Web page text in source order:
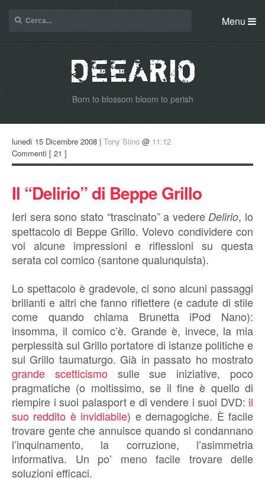
Menu
Born to blossom bloom to perish
lunedì 15 Dicembre 2008 | Tony Siino @ 11:12
Commenti [ 21 ]
Il “Delirio” di Beppe Grillo
Ieri sera sono stato “trascinato” a vedere Delirio, lo
spettacolo di Beppe Grillo. Volevo condividere con
voi alcune impressioni e riflessioni su questa
serata col comico (santone qualunquista).
Lo spettacolo è gradevole, ci sono alcuni passaggi
brillanti e altri che fanno riflettere (e cadute di stile
come quando chiama Brunetta iPod Nano):
insomma, il comico c’è. Grande è, invece, la mia
perplessità sul Grillo portatore di istanze politiche e
sul Grillo taumaturgo. Già in passato ho mostrato
grande scetticismosulle sue iniziative, poco
pragmatiche (o moltissimo, se il fine è quello di
riempire i suoi palasport e di vendere i suoi DVD: il
suo reddito è invidiabile) e demagogiche. È facile
trovare gente che annuisce quando si condannano
l’inquinamento, la corruzione, l’asimmetria
informativa. Un po’ meno facile trovare delle
soluzioni efficaci.